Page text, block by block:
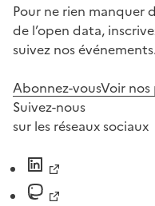
Pour ne rien manquer
de l’open data,
suivez nos événements.
Abonnez-vousVoir
Suivez-nous
sur les réseaux sociaux